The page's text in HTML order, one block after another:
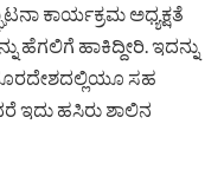
ಕಾರ್ಯಕ್ರಮ ಅಧ್ಯಕ್ಷತೆ
ಹೆಗಲಿಗೆ ಹಾಕಿದ್ದೀರಿ. ಇದನ್ನು
ಸಹ
ಇದು ಹಸಿರು ಶಾಲಿನ